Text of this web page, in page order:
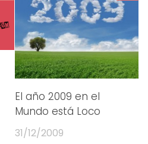
El año 2009 en el
Mundo está Loco
31/12/2009